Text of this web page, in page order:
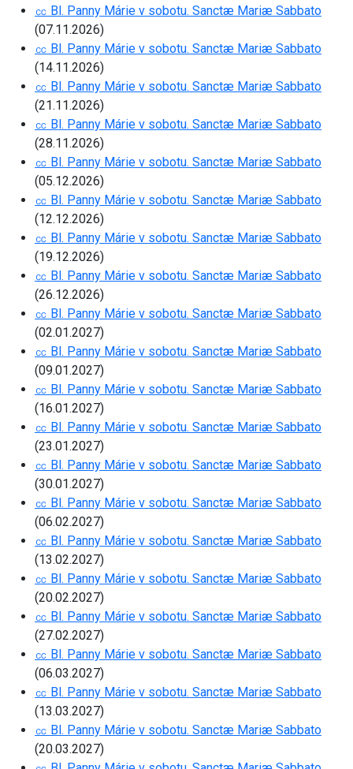
㏄ Bl. Panny Márie v sobotu. Sanctæ Mariæ Sabbato
(07.11.2026)
㏄ Bl. Panny Márie v sobotu. Sanctæ Mariæ Sabbato
(14.11.2026)
㏄ Bl. Panny Márie v sobotu. Sanctæ Mariæ Sabbato
(21.11.2026)
㏄ Bl. Panny Márie v sobotu. Sanctæ Mariæ Sabbato
(28.11.2026)
㏄ Bl. Panny Márie v sobotu. Sanctæ Mariæ Sabbato
(05.12.2026)
㏄ Bl. Panny Márie v sobotu. Sanctæ Mariæ Sabbato
(12.12.2026)
㏄ Bl. Panny Márie v sobotu. Sanctæ Mariæ Sabbato
(19.12.2026)
㏄ Bl. Panny Márie v sobotu. Sanctæ Mariæ Sabbato
(26.12.2026)
㏄ Bl. Panny Márie v sobotu. Sanctæ Mariæ Sabbato
(02.01.2027)
㏄ Bl. Panny Márie v sobotu. Sanctæ Mariæ Sabbato
(09.01.2027)
㏄ Bl. Panny Márie v sobotu. Sanctæ Mariæ Sabbato
(16.01.2027)
㏄ Bl. Panny Márie v sobotu. Sanctæ Mariæ Sabbato
(23.01.2027)
㏄ Bl. Panny Márie v sobotu. Sanctæ Mariæ Sabbato
(30.01.2027)
㏄ Bl. Panny Márie v sobotu. Sanctæ Mariæ Sabbato
(06.02.2027)
㏄ Bl. Panny Márie v sobotu. Sanctæ Mariæ Sabbato
(13.02.2027)
㏄ Bl. Panny Márie v sobotu. Sanctæ Mariæ Sabbato
(20.02.2027)
㏄ Bl. Panny Márie v sobotu. Sanctæ Mariæ Sabbato
(27.02.2027)
㏄ Bl. Panny Márie v sobotu. Sanctæ Mariæ Sabbato
(06.03.2027)
㏄ Bl. Panny Márie v sobotu. Sanctæ Mariæ Sabbato
(13.03.2027)
㏄ Bl. Panny Márie v sobotu. Sanctæ Mariæ Sabbato
(20.03.2027)